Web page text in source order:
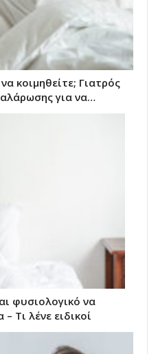
κοιμηθείτε; Γιατρός
για να…
φυσιολογικό να
Τι λένε ειδικοί